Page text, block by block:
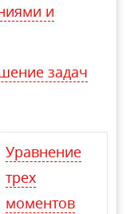
и
задач
Уравнение
трех
моментов